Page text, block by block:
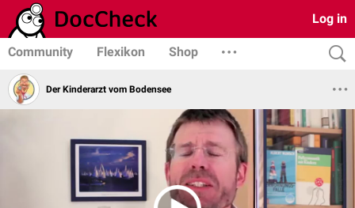
Log in
Community Flexikon Shop
Der Kinderarzt vom Bodensee